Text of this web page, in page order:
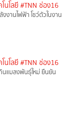
นโลยี #TNN ช่อง16
งานไฟฟ้า โชว์ตัวในงาน
นโลยี #TNN ช่อง16
แมลงพันธุ์ใหม่ ยืนยัน